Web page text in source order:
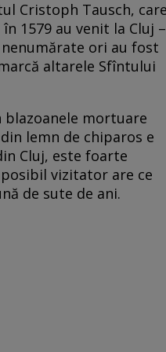
Cristoph Tausch,
1579 au venit la Cluj –
ori au fost
altarele Sfîntului
blazoanele mortuare
lemn de chiparos e
Cluj, este foarte
vizitator are ce
de sute de ani.